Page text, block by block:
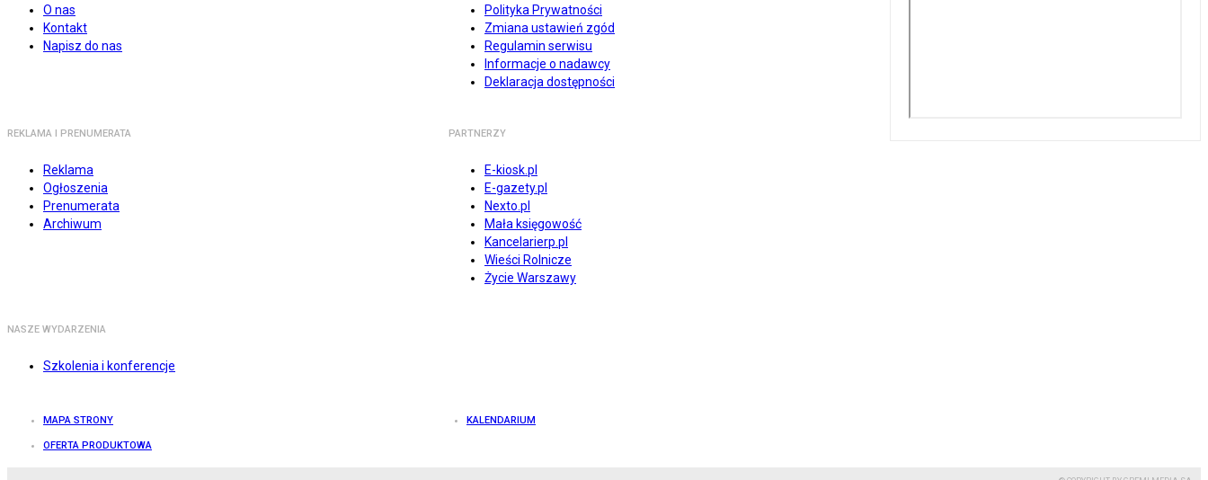
O nas
Kontakt
Napisz do nas
Polityka Prywatności
Zmiana ustawień zgód
Regulamin serwisu
Informacje o nadawcy
Deklaracja dostępności
REKLAMA I PRENUMERATA
Reklama
Ogłoszenia
Prenumerata
Archiwum
PARTNERZY
E-kiosk.pl
E-gazety.pl
Nexto.pl
Mała księgowość
Kancelarierp.pl
Wieści Rolnicze
Życie Warszawy
NASZE WYDARZENIA
Szkolenia i konferencje
MAPA STRONY KALENDARIUM
OFERTA PRODUKTOWA